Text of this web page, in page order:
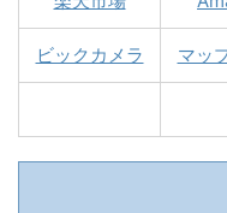
ビックカメラ マッ